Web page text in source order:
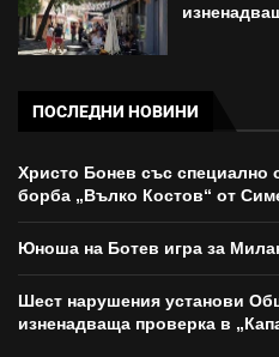
ПОСЛЕДНИ НОВИНИ
Христо Бонев със специално
борба „Вълко Костов“ от
Юноша на Ботев игра за
Шест нарушения установи
изненадваща проверка в